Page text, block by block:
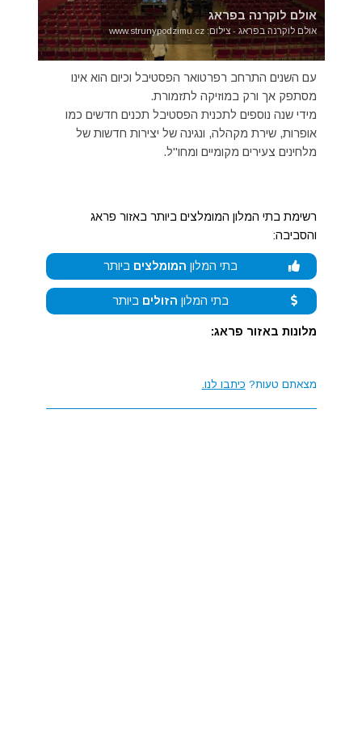
אולם לוקרנה בפראג
אולם לוקרנה בפראג - צילום: www.strunypodzimu.cz
עם השנים התרחב רפרטואר הפסטיבל וכיום הוא אינו
מסתפק אך ורק במוזיקה לתזמורת.
מידי שנה נוספים לתכנית הפסטיבל תכנים חדשים כמו
אופרות, שירת מקהלה, ונגינה של יצירות חדשות של
מלחינים צעירים מקומיים ומחו"ל.
רשימת בתי המלון המומלצים ביותר באזור פראג
והסביבה:
בתי המלון המומלצים ביותר
בתי המלון הזולים ביותר
מלונות באזור פראג:
מצאתם טעות? כיתבו לנו.